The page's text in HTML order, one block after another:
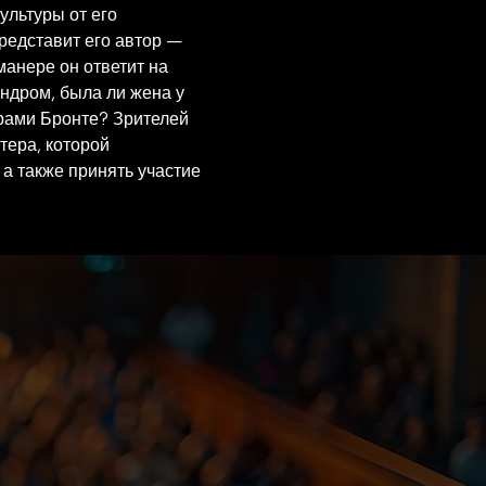
от его
его автор —
он ответит на
была ли жена у
Бронте? Зрителей
которой
также принять участие